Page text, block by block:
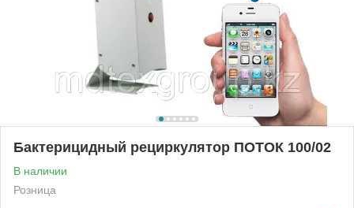
Бактерицидный рециркулятор ПОТОК 100/02
В наличии
Розница